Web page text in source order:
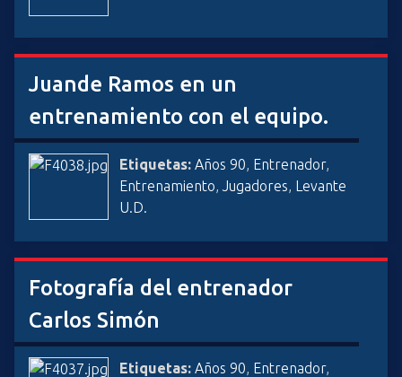
Juande Ramos en un
entrenamiento con el equipo.
Etiquetas: Años 90, Entrenador,
Entrenamiento, Jugadores, Levante
U.D.
Fotografía del entrenador
Carlos Simón
Etiquetas: Años 90, Entrenador,